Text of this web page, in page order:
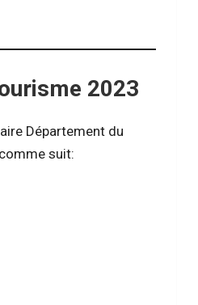
2023
Département du
suit: